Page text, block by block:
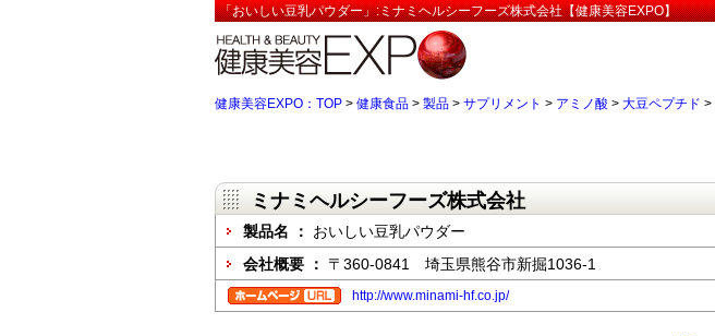
「おいしい豆乳パウダー」:ミナミヘルシーフーズ株式会社【健康美容EXPO】
健康美容EXPO：TOP > 健康食品 > 製品 > サプリメント > アミノ酸 > 大豆ペプチド >
ミナミヘルシーフーズ株式会社
製品名 ： おいしい豆乳パウダー
会社概要 ： 〒360-0841 埼玉県熊谷市新掘1036-1
http://www.minami-hf.co.jp/